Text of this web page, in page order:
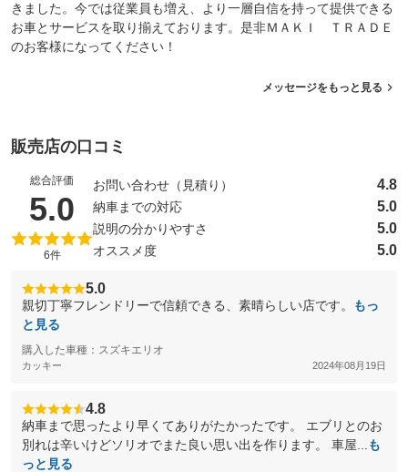
きました。今では従業員も増え、より一層自信を持って提供できる
お車とサービスを取り揃えております。是非ＭＡＫＩ ＴＲＡＤＥ
のお客様になってください！
メッセージをもっと見る
販売店の口コミ
総合評価
5.0 （5点満点中）
6件
お問い合わせ（見積り） 4.8
納車までの対応 5.0
説明の分かりやすさ 5.0
オススメ度 5.0
5.0
親切丁寧フレンドリーで信頼できる、素晴らしい店です。
もっ
と見る
購入した車種：スズキエリオ
カッキー 2024年08月19日
4.8
納車まで思ったより早くてありがたかったです。 エブリとのお
別れは辛いけどソリオでまた良い思い出を作ります。 車屋...
も
っと見る